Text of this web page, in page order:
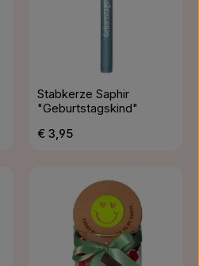
Stabkerze Saphir
"Geburtstagskind"
Regulärer Preis:
€ 3,95